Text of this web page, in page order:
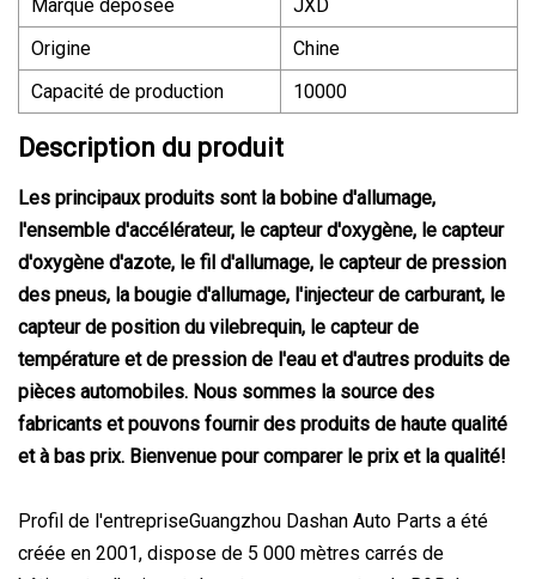
Marque déposée
JXD
Origine
Chine
Capacité de production
10000
Description du produit
Les principaux produits sont la bobine d'allumage,
l'ensemble d'accélérateur, le capteur d'oxygène, le capteur
d'oxygène d'azote, le fil d'allumage, le capteur de pression
des pneus, la bougie d'allumage, l'injecteur de carburant, le
capteur de position du vilebrequin, le capteur de
température et de pression de l'eau et d'autres produits de
pièces automobiles. Nous sommes la source des
fabricants et pouvons fournir des produits de haute qualité
et à bas prix. Bienvenue pour comparer le prix et la qualité!
Profil de l'entrepriseGuangzhou Dashan Auto Parts a été
créée en 2001, dispose de 5 000 mètres carrés de